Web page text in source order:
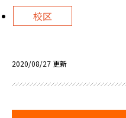
校区
2020/08/27 更新